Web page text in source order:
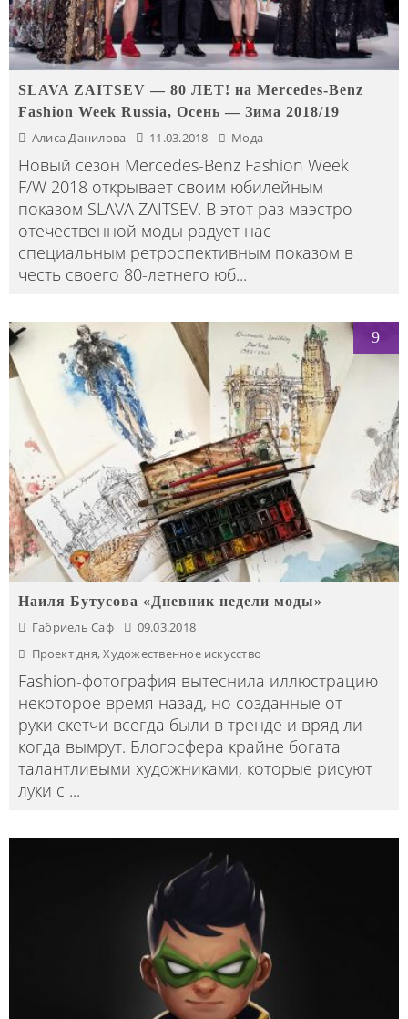
SLAVA ZAITSEV — 80 ЛЕТ! на Mercedes-Benz
Fashion Week Russia, Осень — Зима 2018/19
Алиса Данилова 11.03.2018 Мода
Новый сезон Mercedes-Benz Fashion Week
F/W 2018 открывает своим юбилейным
показом SLAVA ZAITSEV. В этот раз маэстро
отечественной моды радует нас
специальным ретроспективным показом в
честь своего 80-летнего юб...
9
Наиля Бутусова «Дневник недели моды»
Габриель Саф
09.03.2018
Проект дня,Художественное искусство
Fashion-фотография вытеснила иллюстрацию
некоторое время назад, но созданные от
руки скетчи всегда были в тренде и вряд ли
когда вымрут. Блогосфера крайне богата
талантливыми художниками, которые рисуют
луки с ...